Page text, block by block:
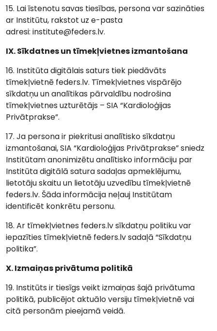
15. Lai īstenotu savas tiesības, persona var sazināties
ar Institūtu, rakstot uz e-pasta
adresi: institute@feders.lv.
IX. Sīkdatnes un tīmekļvietnes izmantošana
16. Institūta digitālais saturs tiek piedāvāts
tīmekļvietnē feders.lv. Tīmekļvietnes vispārējo
sīkdatņu un analītikas pārvaldību nodrošina
tīmekļvietnes uzturētājs – SIA “Kardioloģijas
Privātprakse”.
17. Ja persona ir piekritusi analītisko sīkdatņu
izmantošanai, SIA “Kardioloģijas Privātprakse” sniedz
Institūtam anonimizētu analītisko informāciju par
Institūta digitālā satura sadaļas apmeklējumu,
lietotāju skaitu un lietotāju uzvedību tīmekļvietnē
feders.lv. Šāda informācija neļauj Institūtam
identificēt konkrētu personu.
18. Ar tīmekļvietnes feders.lv sīkdatņu politiku var
iepazīties tīmekļvietnē feders.lv sadaļā “Sīkdatņu
politika”.
X. Izmaiņas privātuma politikā
19. Institūts ir tiesīgs veikt izmaiņas šajā privātuma
politikā, publicējot aktuālo versiju tīmekļvietnē vai
citā personām pieejamā veidā.